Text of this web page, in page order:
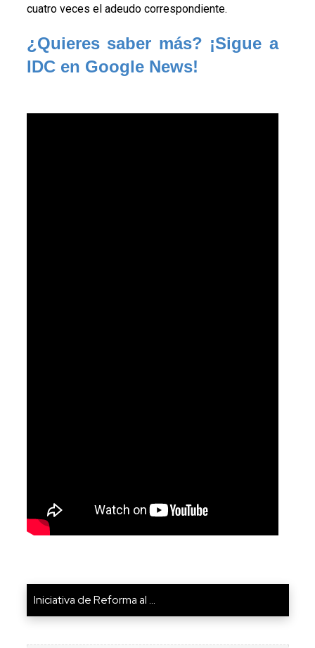
cuatro veces el adeudo correspondiente.
¿Quieres saber más? ¡Sigue a
IDC en Google News!
Iniciativa de Reforma al ...